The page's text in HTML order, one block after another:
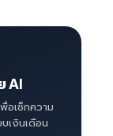
AI
อเช็กความ
เงินเดือน